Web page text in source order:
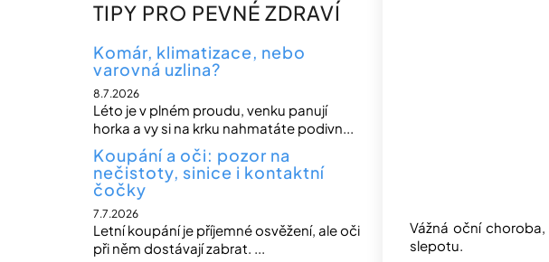
TIPY PRO PEVNÉ ZDRAVÍ
Komár, klimatizace, nebo
varovná uzlina?
8.7.2026
Léto je v plném proudu, venku panují
horka a vy si na krku nahmatáte podivn...
Koupání a oči: pozor na
nečistoty, sinice i kontaktní
čočky
7.7.2026
Letní koupání je příjemné osvěžení, ale oči
při něm dostávají zabrat. ...
Vážná oční
slepotu.